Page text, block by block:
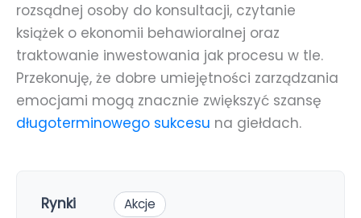
rozsądnej osoby do konsultacji, czytanie
książek o ekonomii behawioralnej oraz
traktowanie inwestowania jak procesu w tle.
Przekonuję, że dobre umiejętności zarządzania
emocjami mogą znacznie zwiększyć szansę
długoterminowego sukcesu na giełdach.
Rynki Akcje